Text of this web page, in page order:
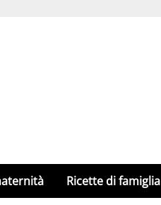
Ricette di famiglia